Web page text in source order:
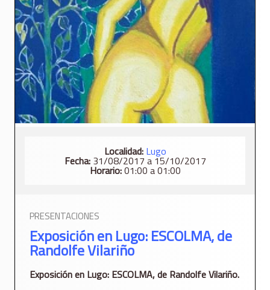
Localidad: Lugo
Fecha:31/08/2017 a 15/10/2017
Horario:01:00 a 01:00
PRESENTACIONES
Exposición en Lugo: ESCOLMA, de
Randolfe Vilariño
Exposición en Lugo: ESCOLMA, de Randolfe Vilariño.